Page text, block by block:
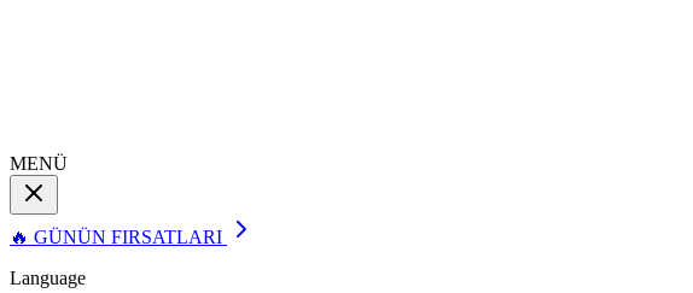
MENÜ
🔥 GÜNÜN FIRSATLARI
Language